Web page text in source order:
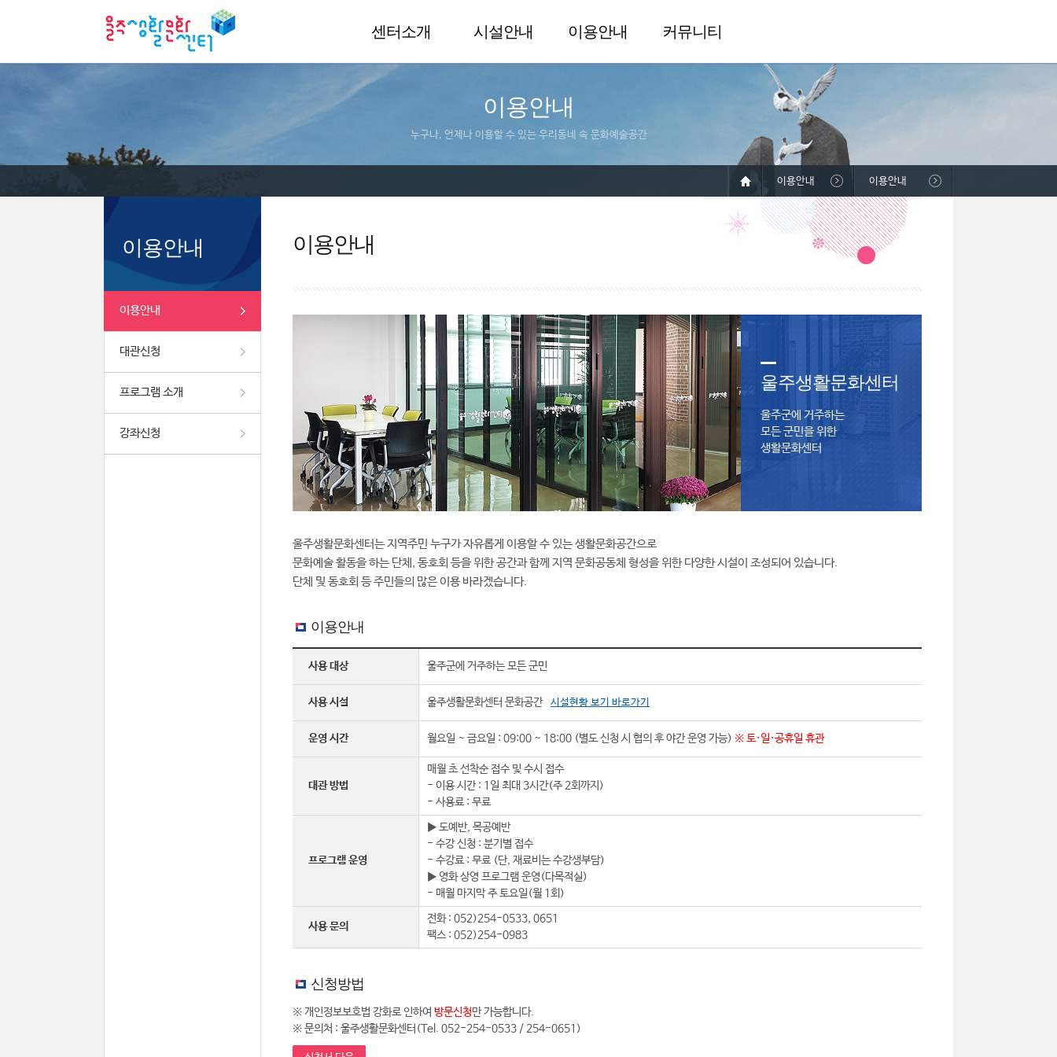
센터소개 시설안내 이용안내 커뮤니티
이용안내
누구나, 언제나 이용할 수 있는 우리동네 속 문화예술공간
이용안내
이용안내
대관신청
프로그램 소개
강좌신청
이용안내 이용안내
이용안내
울주생활문화센터
울주군에 거주하는
모든 군민을 위한
생활문화센터
울주생활문화센터는 지역주민 누구가 자유롭게 이용할 수 있는 생활문화공간으로
문화예술 활동을 하는 단체, 동호회 등을 위한 공간과 함께 지역 문화공동체 형성을 위한 다양한 시설이 조성되어 있습니다.
단체 및 동호회 등 주민들의 많은 이용 바라겠습니다.
이용안내
사용 대상 울주군에 거주하는 모든 군민
사용 시설 울주생활문화센터 문화공간 시설현황 보기 바로가기
운영 시간 월요일 ~ 금요일 : 09:00 ~ 18:00 (별도 신청 시 협의 후 야간 운영 가능) ※ 토·일·공휴일 휴관
대관 방법
매월 초 선착순 접수 및 수시 접수
- 이용 시간 : 1일 최대 3시간(주 2회까지)
- 사용료 : 무료
프로그램 운영
▶ 도예반, 목공예반
- 수강 신청 : 분기별 접수
- 수강료 : 무료 (단, 재료비는 수강생부담)
▶ 영화 상영 프로그램 운영(다목적실)
- 매월 마지막 주 토요일(월 1회)
사용 문의
전화 : 052)254-0533, 0651
팩스 : 052)254-0983
신청방법
※ 개인정보보호법 강화로 인하여 방문신청만 가능합니다.
※ 문의처 : 울주생활문화센터(Tel. 052-254-0533 / 254-0651)